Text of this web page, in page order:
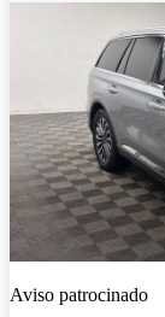
Aviso patrocinado